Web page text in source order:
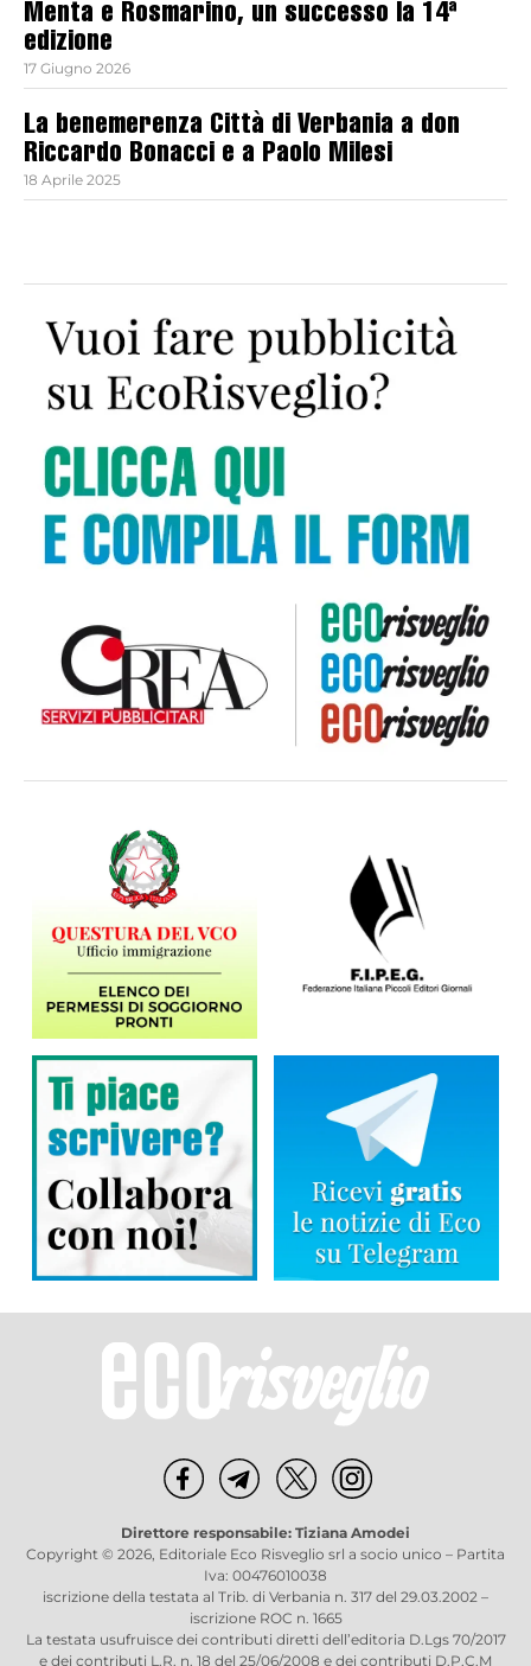
Menta e Rosmarino, un successo la 14ª
edizione
17 Giugno 2026
La benemerenza Città di Verbania a don
Riccardo Bonacci e a Paolo Milesi
18 Aprile 2025
Direttore responsabile: Tiziana Amodei
Copyright © 2026, Editoriale Eco Risveglio srl a socio unico – Partita
Iva: 00476010038
iscrizione della testata al Trib. di Verbania n. 317 del 29.03.2002 –
iscrizione ROC n. 1665
La testata usufruisce dei contributi diretti dell’editoria D.Lgs 70/2017
e dei contributi L.R. n. 18 del 25/06/2008 e dei contributi D.P.C.M